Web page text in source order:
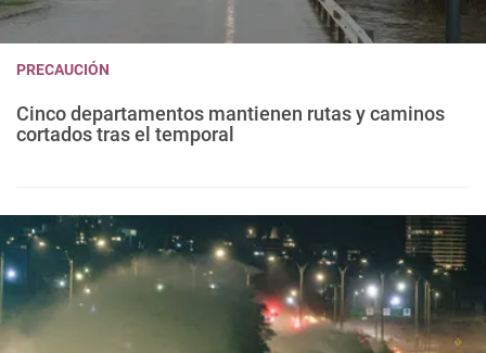
PRECAUCIÓN
Cinco departamentos mantienen rutas y caminos
cortados tras el temporal